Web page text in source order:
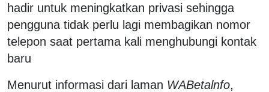
hadir untuk meningkatkan privasi sehingga
pengguna tidak perlu lagi membagikan nomor
telepon saat pertama kali menghubungi kontak
baru
Menurut informasi dari laman WABetalnfo,